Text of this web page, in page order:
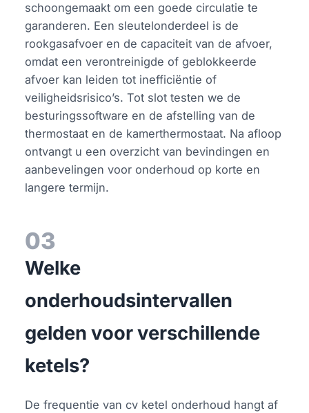
schoongemaakt om een goede circulatie te
garanderen. Een sleutelonderdeel is de
rookgasafvoer en de capaciteit van de afvoer,
omdat een verontreinigde of geblokkeerde
afvoer kan leiden tot inefficiëntie of
veiligheidsrisico’s. Tot slot testen we de
besturingssoftware en de afstelling van de
thermostaat en de kamerthermostaat. Na afloop
ontvangt u een overzicht van bevindingen en
aanbevelingen voor onderhoud op korte en
langere termijn.
03
Welke
onderhoudsintervallen
gelden voor verschillende
ketels?
De frequentie van cv ketel onderhoud hangt af